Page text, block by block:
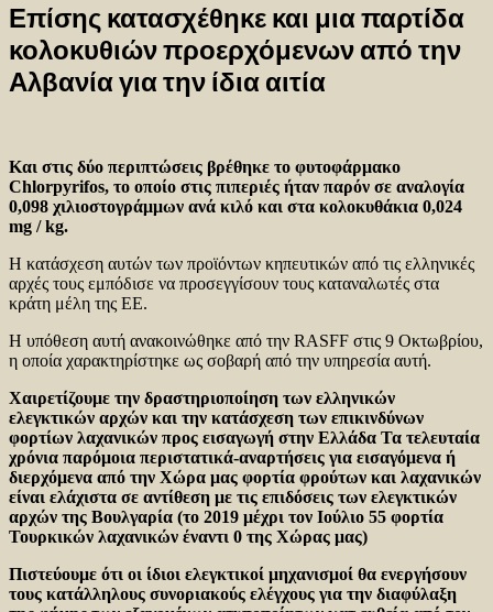
Επίσης κατασχέθηκε και μια παρτίδα
κολοκυθιών προερχόμενων από την
Αλβανία για την ίδια αιτία
Και στις δύο περιπτώσεις βρέθηκε το φυτοφάρμακο
Chlorpyrifos, το οποίο στις πιπεριές ήταν παρόν σε αναλογία
0,098 χιλιοστογράμμων ανά κιλό και στα κολοκυθάκια 0,024
mg / kg.
Η κατάσχεση αυτών των προϊόντων κηπευτικών από τις ελληνικές
αρχές τους εμπόδισε να προσεγγίσουν τους καταναλωτές στα
κράτη μέλη της ΕΕ.
Η υπόθεση αυτή ανακοινώθηκε από την RASFF στις 9 Οκτωβρίου,
η οποία χαρακτηρίστηκε ως σοβαρή από την υπηρεσία αυτή.
Χαιρετίζουμε την δραστηριοποίηση των ελληνικών
ελεγκτικών αρχών και την κατάσχεση των επικινδύνων
φορτίων λαχανικών προς εισαγωγή στην Ελλάδα Τα τελευταία
χρόνια παρόμοια περιστατικά-αναρτήσεις για εισαγόμενα ή
διερχόμενα από την Χώρα μας φορτία φρούτων και λαχανικών
είναι ελάχιστα σε αντίθεση με τις επιδόσεις των ελεγκτικών
αρχών της Βουλγαρία (το 2019 μέχρι τον Ιούλιο 55 φορτία
Τουρκικών λαχανικών έναντι 0 της Χώρας μας)
Πιστεύουμε ότι οι ίδιοι ελεγκτικοί μηχανισμοί θα ενεργήσουν
τους κατάλληλους συνοριακούς ελέγχους για την διαφύλαξη